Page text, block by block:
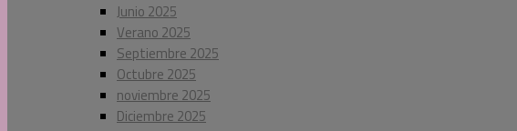
Junio 2025
Verano 2025
Septiembre 2025
Octubre 2025
noviembre 2025
Diciembre 2025